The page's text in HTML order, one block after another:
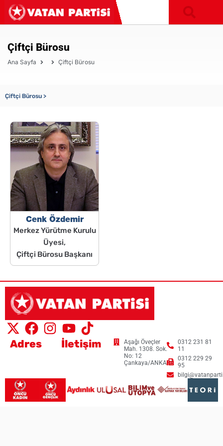
Çiftçi Bürosu
Ana Sayfa Çiftçi Bürosu
Çiftçi Bürosu >
Cenk Özdemir
Merkez Yürütme Kurulu
Üyesi,
Çiftçi Bürosu Başkanı
Adres
Aşağı Öveçler
Mah. 1308. Sok.
No: 12
Çankaya/ANKARA
İletişim
0312 231 81
11
0312 229 29
95